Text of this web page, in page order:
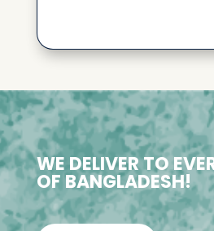
WE DELIVER TO
OF BANGLADESH!